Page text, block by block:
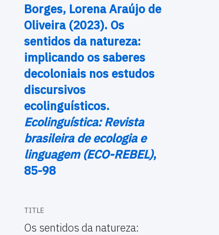
Borges, Lorena Araújo de
Oliveira (2023). Os
sentidos da natureza:
implicando os saberes
decoloniais nos estudos
discursivos
ecolinguísticos.
Ecolinguística: Revista
brasileira de ecologia e
linguagem (ECO-REBEL),
85-98
TITLE
Os sentidos da natureza: